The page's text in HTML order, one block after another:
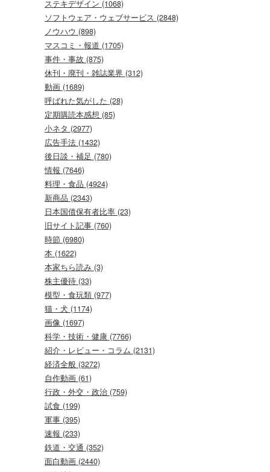
ステキデザイン (1068)
ソフトウェア・ウェブサービス (2848)
ノウハウ (898)
マスコミ・報道 (1705)
事件・事故 (875)
休刊・廃刊・雑誌業界 (312)
動画 (1689)
呼ばれた気がした (28)
定期購読本感想 (85)
小ネタ (2977)
広告手法 (1432)
後日談・補足 (780)
情報 (7646)
料理・食品 (4924)
新商品 (2343)
日本国債保有者比率 (23)
旧サイト記事 (760)
時節 (6980)
本 (1622)
本家ちら読み (3)
株主優待 (33)
模型・食玩類 (977)
猫・犬 (1174)
画像 (1697)
科学・技術・健康 (7766)
紹介・レビュー・コラム (2131)
経済全般 (3272)
自作動画 (61)
行政・外交・政治 (759)
試食 (199)
軍事 (395)
速報 (233)
鉄道・交通 (352)
面白動画 (2440)